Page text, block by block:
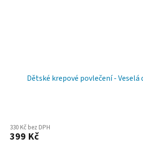
Dětské krepové povlečení - Veselá
330 Kč bez DPH
399 Kč